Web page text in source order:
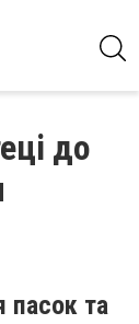
до
пасок та